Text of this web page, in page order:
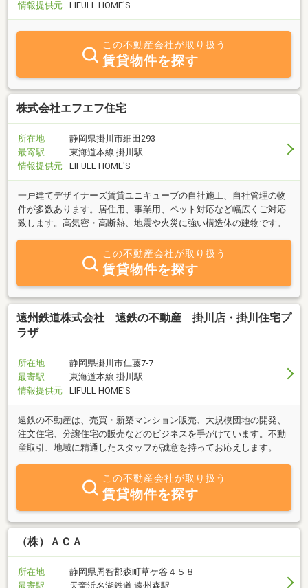
情報提供元
LIFULL HOME'S
この不動産会社が取り扱う
賃貸物件を探す
株式会社エフエフ住宅
所在地
静岡県掛川市細田293
最寄駅
東海道本線 掛川駅
情報提供元
LIFULL HOME'S
一戸建てデザイナーズ賃貸ユニキューブの自社施工、自社管理の物
件が多数あります。居住用、事業用、ペット対応など幅広くご対応
致します。高気密・高断熱、地震や火災に強い構造体の建物です。
この不動産会社が取り扱う
賃貸物件を探す
遠州鉄道株式会社 遠鉄の不動産 掛川店・掛川住宅プ
ラザ
所在地
静岡県掛川市仁藤7-7
最寄駅
東海道本線 掛川駅
情報提供元
LIFULL HOME'S
遠鉄の不動産は、売買・新築マンション販売、大規模団地の開発、
注文住宅、分譲住宅の販売などのビジネスを手がけています。不動
産取引、地域に精通したスタッフが誠意を持ってお応えします。
この不動産会社が取り扱う
賃貸物件を探す
（株）ＡＣＡ
所在地
静岡県周智郡森町草ケ谷４５８
最寄駅
天竜浜名湖鉄道 遠州森駅